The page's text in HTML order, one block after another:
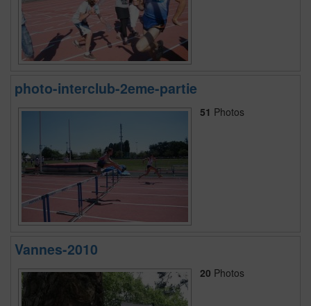
photo-interclub-2eme-partie
51 Photos
Vannes-2010
20 Photos